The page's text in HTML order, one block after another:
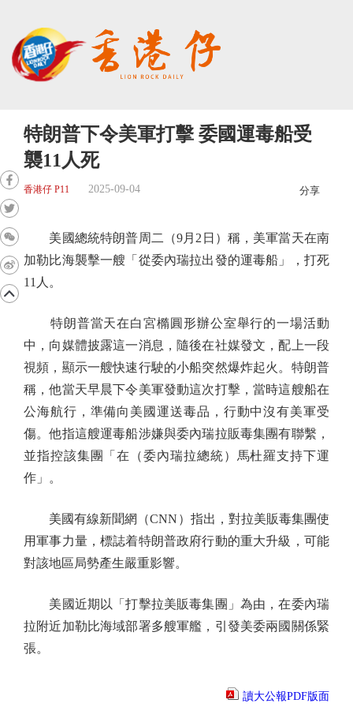
特朗普下令美軍打擊 委國運毒船受
襲11人死
香港仔 P11 2025-09-04 分享
美國總統特朗普周二（9月2日）稱，美軍當天在南
加勒比海襲擊一艘「從委內瑞拉出發的運毒船」，打死
11人。
特朗普當天在白宮橢圓形辦公室舉行的一場活動
中，向媒體披露這一消息，隨後在社媒發文，配上一段
視頻，顯示一艘快速行駛的小船突然爆炸起火。特朗普
稱，他當天早晨下令美軍發動這次打擊，當時這艘船在
公海航行，準備向美國運送毒品，行動中沒有美軍受
傷。他指這艘運毒船涉嫌與委內瑞拉販毒集團有聯繫，
並指控該集團「在（委內瑞拉總統）馬杜羅支持下運
作」。
美國有線新聞網（CNN）指出，對拉美販毒集團使
用軍事力量，標誌着特朗普政府行動的重大升級，可能
對該地區局勢產生嚴重影響。
美國近期以「打擊拉美販毒集團」為由，在委內瑞
拉附近加勒比海域部署多艘軍艦，引發美委兩國關係緊
張。
讀大公報PDF版面